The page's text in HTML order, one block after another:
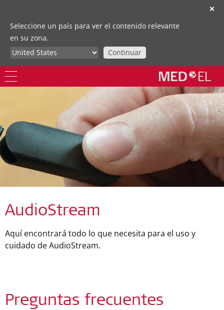
✕
Seleccione un país para ver el contenido relevante
en su zona.
Continuar
AudioStream
Aquí encontrará todo lo que necesita para el uso y
cuidado de AudioStream.
Preguntas frecuentes